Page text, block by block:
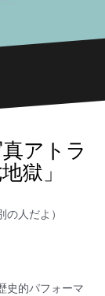
アトラ
獄」
人だよ）
史的パフォーマ